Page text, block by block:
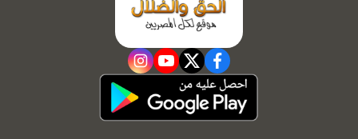
facebook
twitter
youtube
instagram